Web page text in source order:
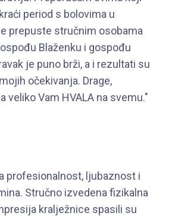
period s bolovima u
prepuste stručnim osobama
Blaženku i gospođu
je puno brži, a i rezultati su
očekivanja. Drage,
veliko Vam HVALA na svemu."
profesionalnost, ljubaznost i
Stručno izvedena fizikalna
kralježnice spasili su